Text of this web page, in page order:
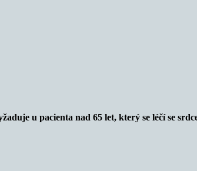
u pacienta nad 65 let, který se léčí se